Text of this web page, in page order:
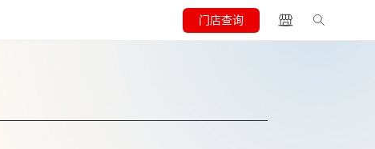
门店查询